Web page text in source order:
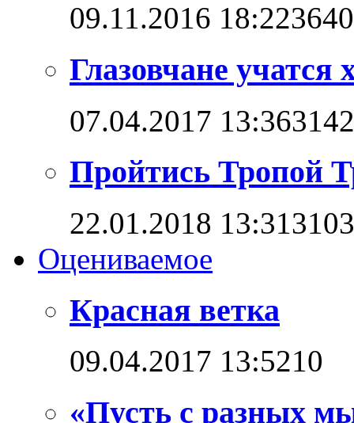
09.11.2016 18:223640
Глазовчане учатся
07.04.2017 13:363142
Пройтись Тропой
22.01.2018 13:313103
Оцениваемое
Красная ветка
09.04.2017 13:5210
«Пусть с разных